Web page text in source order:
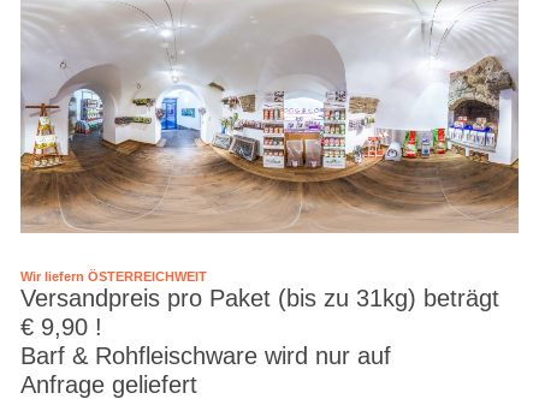
Wir liefern ÖSTERREICHWEIT
Versandpreis pro Paket (bis zu 31kg) beträgt
€ 9,90 !
Barf & Rohfleischware wird nur auf
Anfrage geliefert